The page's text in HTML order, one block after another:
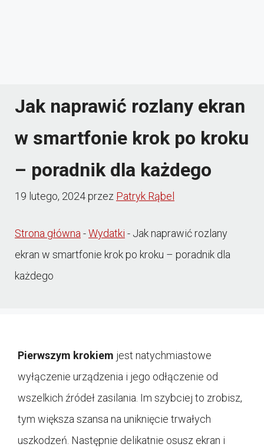
Jak naprawić rozlany ekran
w smartfonie krok po kroku
– poradnik dla każdego
19 lutego, 2024przez Patryk Rąbel
Strona główna-Wydatki - Jak naprawić rozlany
ekran w smartfonie krok po kroku – poradnik dla
każdego
Pierwszym krokiem jest natychmiastowe
wyłączenie urządzenia i jego odłączenie od
wszelkich źródeł zasilania. Im szybciej to zrobisz,
tym większa szansa na uniknięcie trwałych
uszkodzeń. Następnie delikatnie osusz ekran i